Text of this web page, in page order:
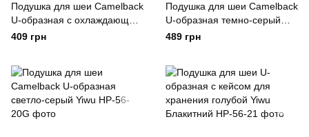
Подушка для шеи Camelback
U-образная с охлаждающим
эффектом, оливковый Yiwu
409 грн
Подушка для шеи Camelback
U-образная темно-серый
Yiwu
489 грн